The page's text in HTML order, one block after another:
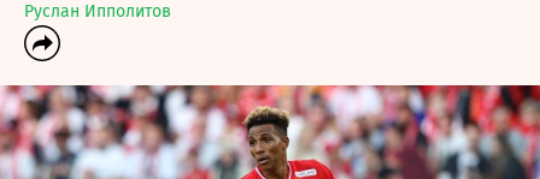
Руслан Ипполитов